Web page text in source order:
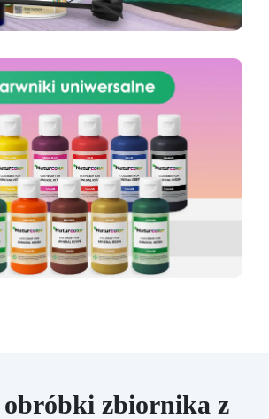
obróbki zbiornika z